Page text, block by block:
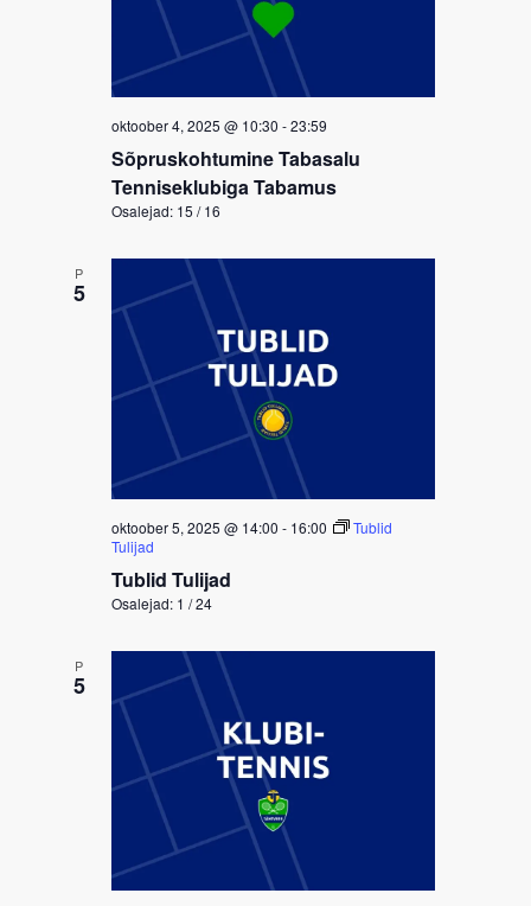
Sõpruskohtumine Tabasalu
Tenniseklubiga Tabamus
oktoober 4, 2025 @ 10:30 -23:59
Osalejad: 15 / 16
P
5
Tublid Tulijad
oktoober 5, 2025 @ 14:00 - 16:00
Tublid
Tulijad
Osalejad: 1 / 24
P
5